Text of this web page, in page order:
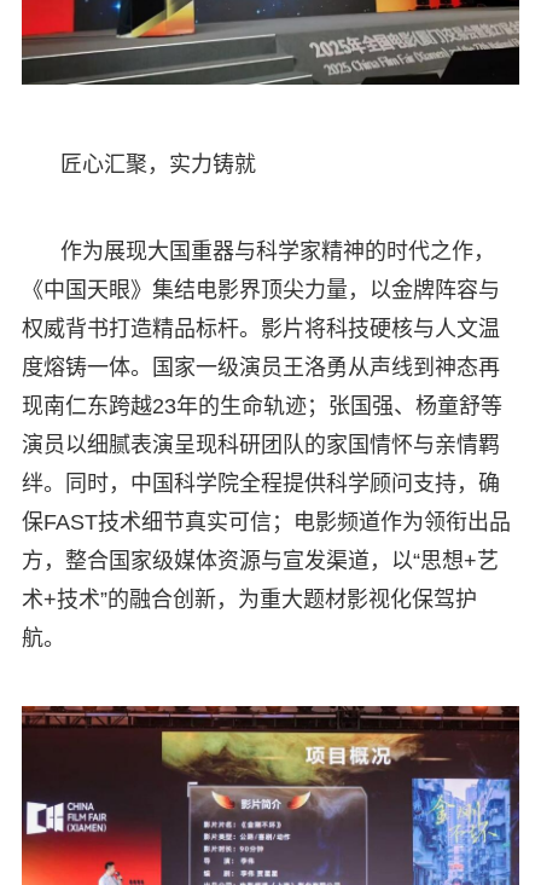
匠心汇聚，实力铸就
作为展现大国重器与科学家精神的时代之作，
《中国天眼》集结电影界顶尖力量，以金牌阵容与
权威背书打造精品标杆。影片将科技硬核与人文温
度熔铸一体。国家一级演员王洛勇从声线到神态再
现南仁东跨越23年的生命轨迹；张国强、杨童舒等
演员以细腻表演呈现科研团队的家国情怀与亲情羁
绊。同时，中国科学院全程提供科学顾问支持，确
保FAST技术细节真实可信；电影频道作为领衔出品
方，整合国家级媒体资源与宣发渠道，以“思想+艺
术+技术”的融合创新，为重大题材影视化保驾护
航。